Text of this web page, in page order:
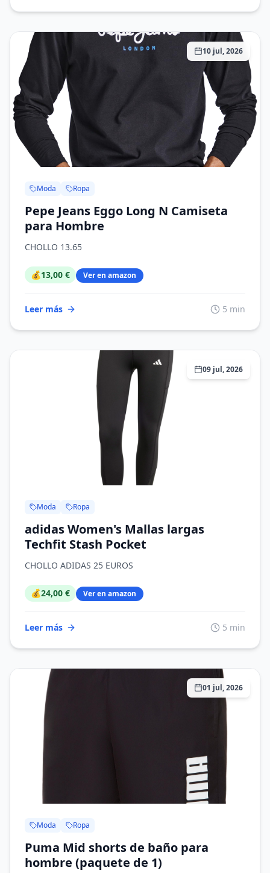
10 jul, 2026
Moda Ropa
Pepe Jeans Eggo Long N Camiseta
para Hombre
CHOLLO 13.65
💰13,00 € Ver en amazon
Leer más 5 min
09 jul, 2026
Moda Ropa
adidas Women's Mallas largas
Techfit Stash Pocket
CHOLLO ADIDAS 25 EUROS
💰24,00 € Ver en amazon
Leer más 5 min
01 jul, 2026
Moda Ropa
Puma Mid shorts de baño para
hombre (paquete de 1)